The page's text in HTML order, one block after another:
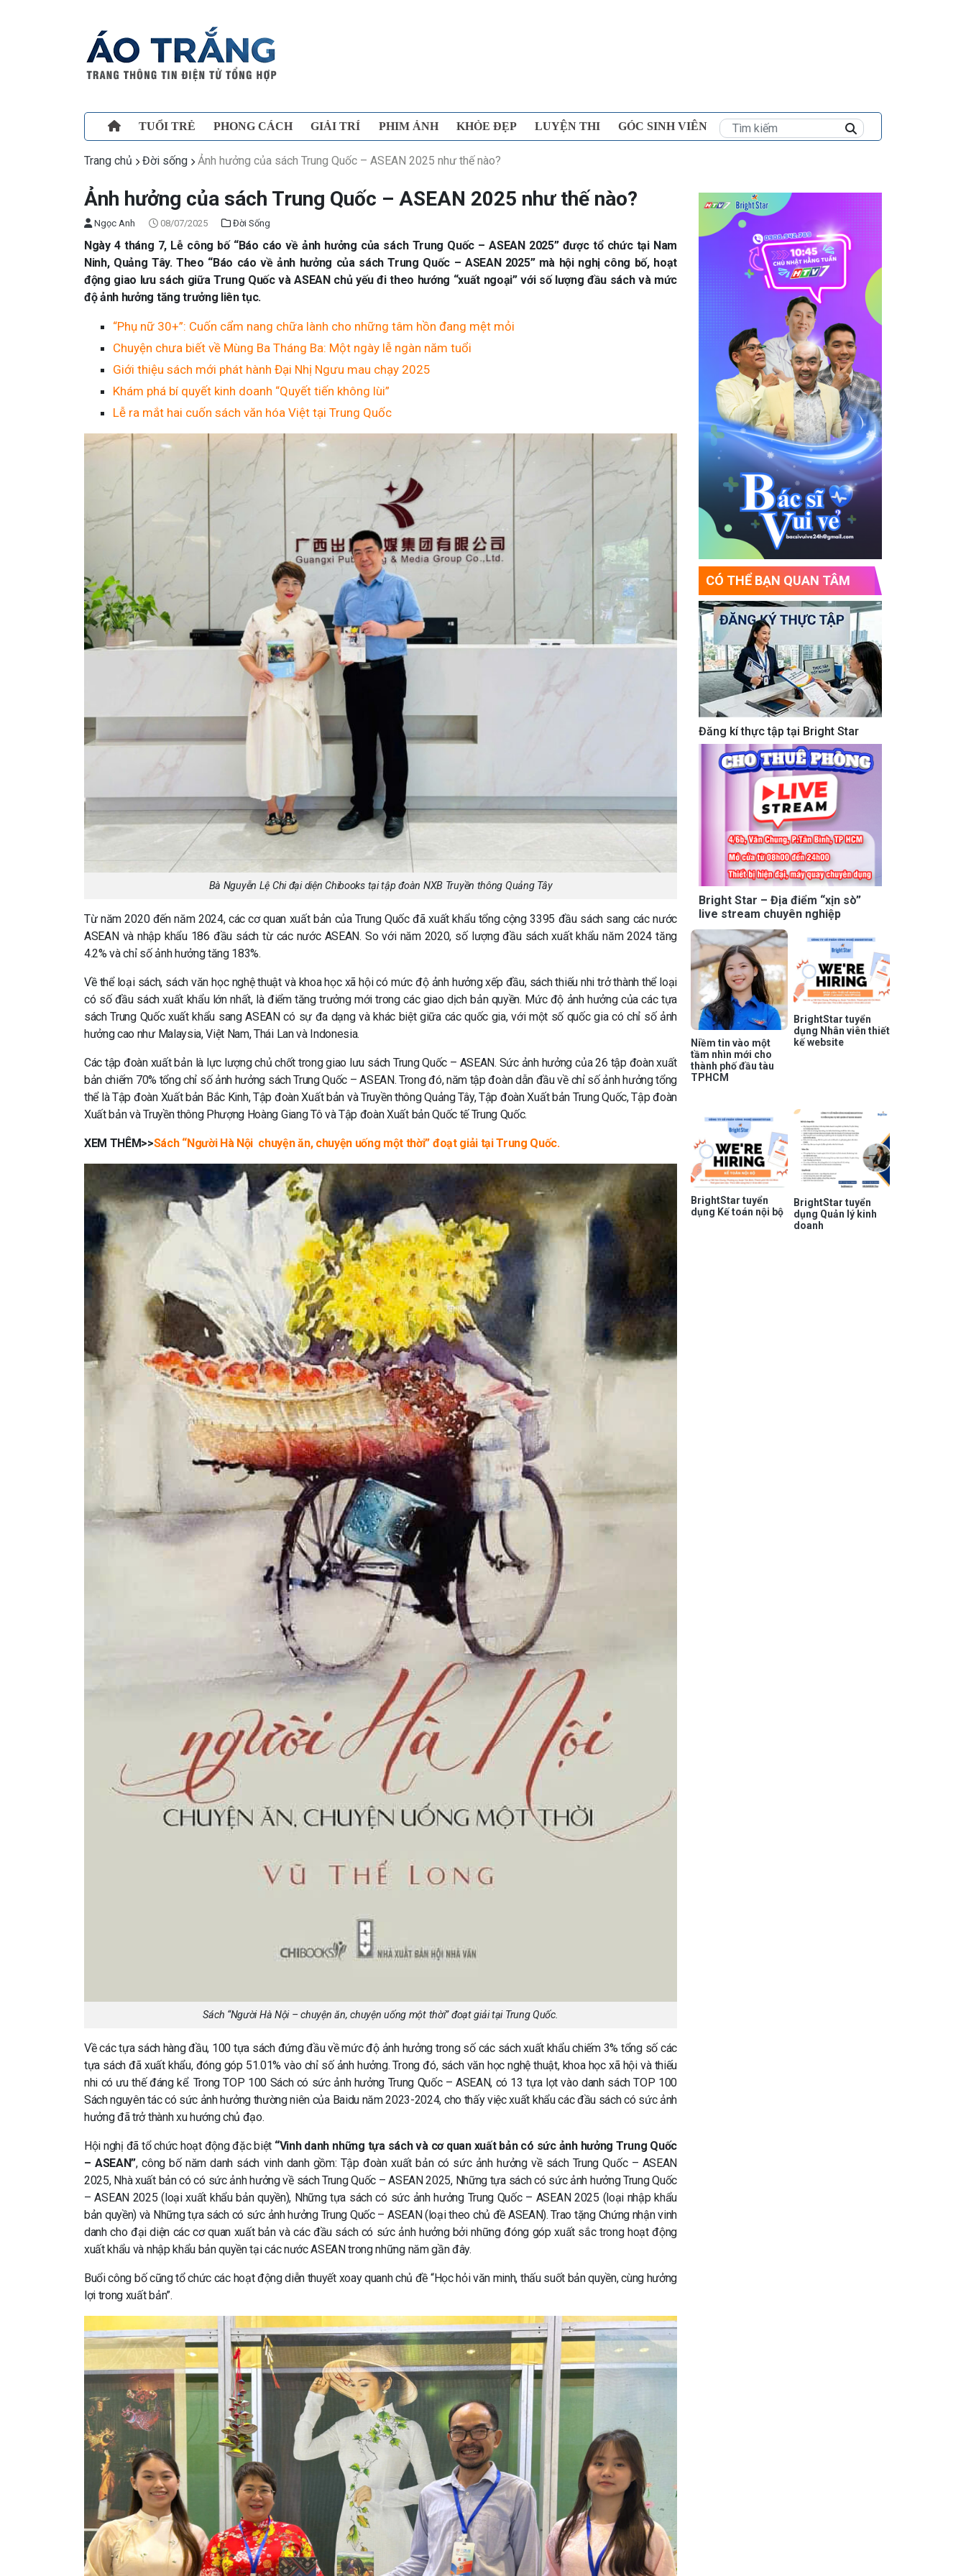
TUỔI TRẺ PHONG CÁCH GIẢI TRÍ PHIM ẢNH KHỎE ĐẸP LUYỆN THI GÓC SINH VIÊN
Trang chủ Đời sống Ảnh hưởng của sách Trung Quốc – ASEAN 2025 như thế nào?
Ảnh hưởng của sách Trung Quốc – ASEAN 2025 như thế nào?
Ngọc Anh 08/07/2025 Đời Sống
Ngày 4 tháng 7, Lễ công bố “Báo cáo về ảnh hưởng của sách Trung Quốc – ASEAN 2025” được tổ chức tại Nam
Ninh, Quảng Tây. Theo “Báo cáo về ảnh hưởng của sách Trung Quốc – ASEAN 2025” mà hội nghị công bố, hoạt
động giao lưu sách giữa Trung Quốc và ASEAN chủ yếu đi theo hướng “xuất ngoại” với số lượng đầu sách và mức
độ ảnh hưởng tăng trưởng liên tục.
“Phụ nữ 30+”: Cuốn cẩm nang chữa lành cho những tâm hồn đang mệt mỏi
Chuyện chưa biết về Mùng Ba Tháng Ba: Một ngày lễ ngàn năm tuổi
Giới thiệu sách mới phát hành Đại Nhị Ngưu mau chạy 2025
Khám phá bí quyết kinh doanh “Quyết tiến không lùi”
Lễ ra mắt hai cuốn sách văn hóa Việt tại Trung Quốc
Bà Nguyễn Lệ Chi đại diện Chibooks tại tập đoàn NXB Truyền thông Quảng Tây
Từ năm 2020 đến năm 2024, các cơ quan xuất bản của Trung Quốc đã xuất khẩu tổng cộng 3395 đầu sách sang các nước
ASEAN và nhập khẩu 186 đầu sách từ các nước ASEAN. So với năm 2020, số lượng đầu sách xuất khẩu năm 2024 tăng
4.2% và chỉ số ảnh hưởng tăng 183%.
Về thể loại sách, sách văn học nghệ thuật và khoa học xã hội có mức độ ảnh hưởng xếp đầu, sách thiếu nhi trở thành thể loại
có số đầu sách xuất khẩu lớn nhất, là điểm tăng trưởng mới trong các giao dịch bản quyền. Mức độ ảnh hưởng của các tựa
sách Trung Quốc xuất khẩu sang ASEAN có sự đa dạng và khác biệt giữa các quốc gia, với một số quốc gia có chỉ số ảnh
hưởng cao như Malaysia, Việt Nam, Thái Lan và Indonesia.
Các tập đoàn xuất bản là lực lượng chủ chốt trong giao lưu sách Trung Quốc – ASEAN. Sức ảnh hưởng của 26 tập đoàn xuất
bản chiếm 70% tổng chỉ số ảnh hưởng sách Trung Quốc – ASEAN. Trong đó, năm tập đoàn dẫn đầu về chỉ số ảnh hưởng tổng
thể là Tập đoàn Xuất bản Bắc Kinh, Tập đoàn Xuất bản và Truyền thông Quảng Tây, Tập đoàn Xuất bản Trung Quốc, Tập đoàn
Xuất bản và Truyền thông Phượng Hoàng Giang Tô và Tập đoàn Xuất bản Quốc tế Trung Quốc.
XEM THÊM>>Sách “Người Hà Nội chuyện ăn, chuyện uống một thời” đoạt giải tại Trung Quốc.
Sách “Người Hà Nội – chuyện ăn, chuyện uống một thời” đoạt giải tại Trung Quốc.
Về các tựa sách hàng đầu, 100 tựa sách đứng đầu về mức độ ảnh hưởng trong số các sách xuất khẩu chiếm 3% tổng số các
tựa sách đã xuất khẩu, đóng góp 51.01% vào chỉ số ảnh hưởng. Trong đó, sách văn học nghệ thuật, khoa học xã hội và thiếu
nhi có ưu thế đáng kể. Trong TOP 100 Sách có sức ảnh hưởng Trung Quốc – ASEAN, có 13 tựa lọt vào danh sách TOP 100
Sách nguyên tác có sức ảnh hưởng thường niên của Baidu năm 2023-2024, cho thấy việc xuất khẩu các đầu sách có sức ảnh
hưởng đã trở thành xu hướng chủ đạo.
Hội nghị đã tổ chức hoạt động đặc biệt “Vinh danh những tựa sách và cơ quan xuất bản có sức ảnh hưởng Trung Quốc
– ASEAN”, công bố năm danh sách vinh danh gồm: Tập đoàn xuất bản có sức ảnh hưởng về sách Trung Quốc – ASEAN
2025, Nhà xuất bản có có sức ảnh hưởng về sách Trung Quốc – ASEAN 2025, Những tựa sách có sức ảnh hưởng Trung Quốc
– ASEAN 2025 (loại xuất khẩu bản quyền), Những tựa sách có sức ảnh hưởng Trung Quốc – ASEAN 2025 (loại nhập khẩu
bản quyền) và Những tựa sách có sức ảnh hưởng Trung Quốc – ASEAN (loại theo chủ đề ASEAN). Trao tặng Chứng nhận vinh
danh cho đại diện các cơ quan xuất bản và các đầu sách có sức ảnh hưởng bởi những đóng góp xuất sắc trong hoạt động
xuất khẩu và nhập khẩu bản quyền tại các nước ASEAN trong những năm gần đây.
Buổi công bố cũng tổ chức các hoạt động diễn thuyết xoay quanh chủ đề “Học hỏi văn minh, thấu suốt bản quyền, cùng hưởng
lợi trong xuất bản”.
CÓ THỂ BẠN QUAN TÂM
Đăng kí thực tập tại Bright Star
Bright Star – Địa điểm “xịn sò”
live stream chuyên nghiệp
Niềm tin vào một
tầm nhìn mới cho
thành phố đầu tàu
TPHCM
BrightStar tuyển
dụng Nhân viên thiết
kế website
BrightStar tuyển
dụng Kế toán nội bộ
BrightStar tuyển
dụng Quản lý kinh
doanh